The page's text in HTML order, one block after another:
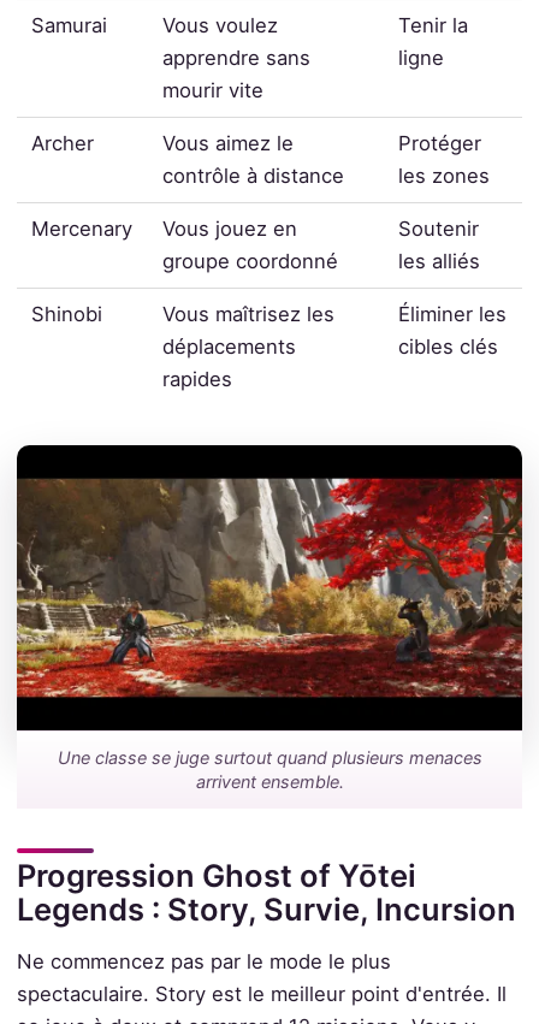
Samurai
Vous voulez
apprendre sans
mourir vite
Tenir la
ligne
Archer
Vous aimez le
contrôle à distance
Protéger
les zones
Mercenary
Vous jouez en
groupe coordonné
Soutenir
les alliés
Shinobi
Vous maîtrisez les
déplacements
rapides
Éliminer les
cibles clés
Une classe se juge surtout quand plusieurs menaces
arrivent ensemble.
Progression Ghost of Yōtei
Legends : Story, Survie, Incursion
Ne commencez pas par le mode le plus
spectaculaire. Story est le meilleur point d'entrée. Il